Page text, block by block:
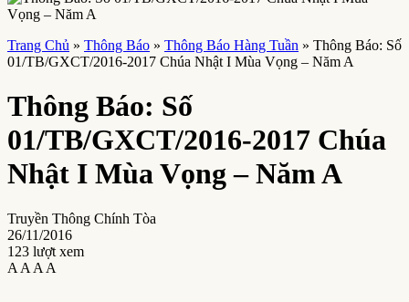
Trang Chủ » Thông Báo » Thông Báo Hàng Tuần » Thông Báo: Số
01/TB/GXCT/2016-2017 Chúa Nhật I Mùa Vọng – Năm A
Thông Báo: Số
01/TB/GXCT/2016-2017 Chúa
Nhật I Mùa Vọng – Năm A
Truyền Thông Chính Tòa
26/11/2016
123 lượt xem
A A A A